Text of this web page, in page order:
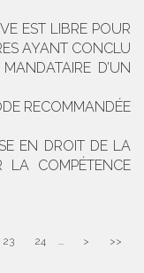
EST LIBRE POUR
AYANT CONCLU
D’UN
RECOMMANDÉE
EN DROIT DE LA
LA COMPÉTENCE
23 24 ... > >>